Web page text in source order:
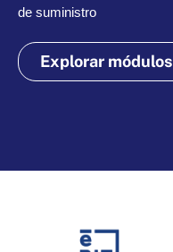
de suministro
Explorar módulos